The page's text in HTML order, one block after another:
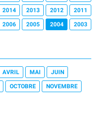
2014 2013 2012 2011
2006 2005 2004 2003
AVRIL MAI JUIN
OCTOBRE NOVEMBRE